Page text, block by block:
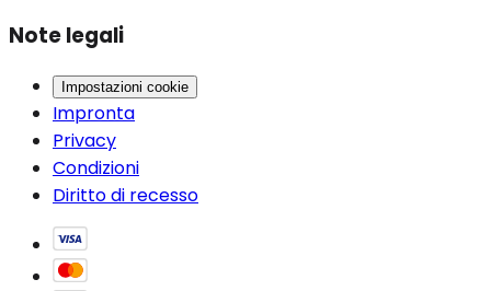
Note legali
Impostazioni cookie
Impronta
Privacy
Condizioni
Diritto di recesso